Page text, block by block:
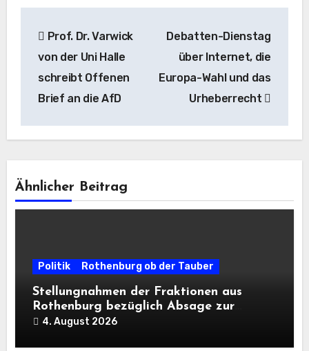
Prof. Dr. Varwick
von der Uni Halle
schreibt Offenen
Brief an die AfD
Debatten-Dienstag
über Internet, die
Europa-Wahl und das
Urheberrecht
Ähnlicher Beitrag
Politik Rothenburg ob der Tauber
Stellungnahmen der Fraktionen aus
Rothenburg bezüglich Absage zur
Landesausstellung 2028
4. August 2026